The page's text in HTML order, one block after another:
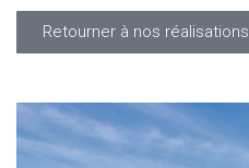
Retourner à nos réalisations